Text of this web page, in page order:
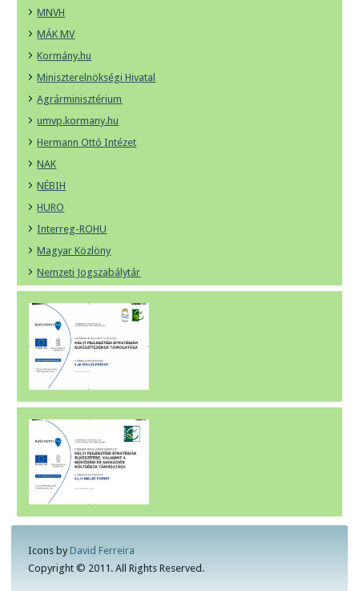
MNVH
MÁK MV
Kormány.hu
Miniszterelnökségi Hivatal
Agrárminisztérium
umvp.kormany.hu
Hermann Ottó Intézet
NAK
NÉBIH
HURO
Interreg-ROHU
Magyar Közlöny
Nemzeti Jogszabálytár
Icons by David Ferreira
Copyright © 2011. All Rights Reserved.